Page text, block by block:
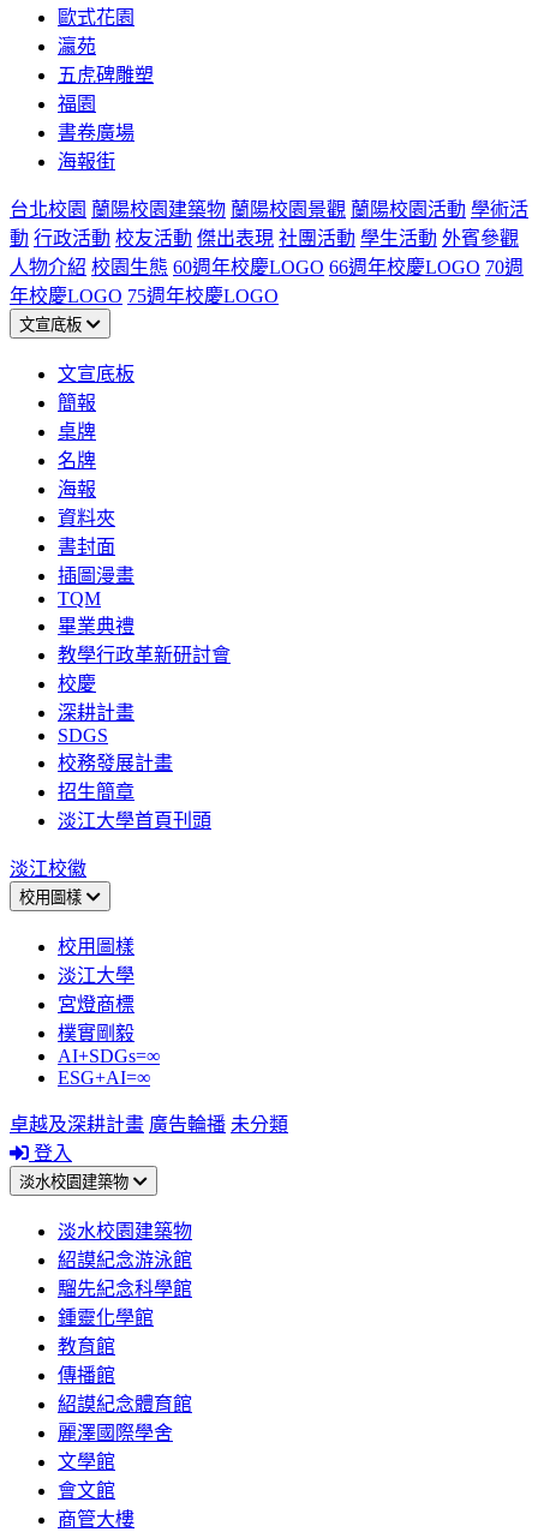
歐式花園
瀛苑
五虎碑雕塑
福園
書卷廣場
海報街
台北校園 蘭陽校園建築物 蘭陽校園景觀 蘭陽校園活動 學術活
動 行政活動 校友活動 傑出表現 社團活動 學生活動 外賓參觀
人物介紹 校園生態 60週年校慶LOGO 66週年校慶LOGO 70週
年校慶LOGO 75週年校慶LOGO
文宣底板
文宣底板
簡報
桌牌
名牌
海報
資料夾
書封面
插圖漫畫
TQM
畢業典禮
教學行政革新研討會
校慶
深耕計畫
SDGS
校務發展計畫
招生簡章
淡江大學首頁刊頭
淡江校徽
校用圖樣
校用圖樣
淡江大學
宮燈商標
樸實剛毅
AI+SDGs=∞
ESG+AI=∞
卓越及深耕計畫 廣告輪播 未分類
登入
淡水校園建築物
淡水校園建築物
紹謨紀念游泳館
騮先紀念科學館
鍾靈化學館
教育館
傳播館
紹謨紀念體育館
麗澤國際學舍
文學館
會文館
商管大樓